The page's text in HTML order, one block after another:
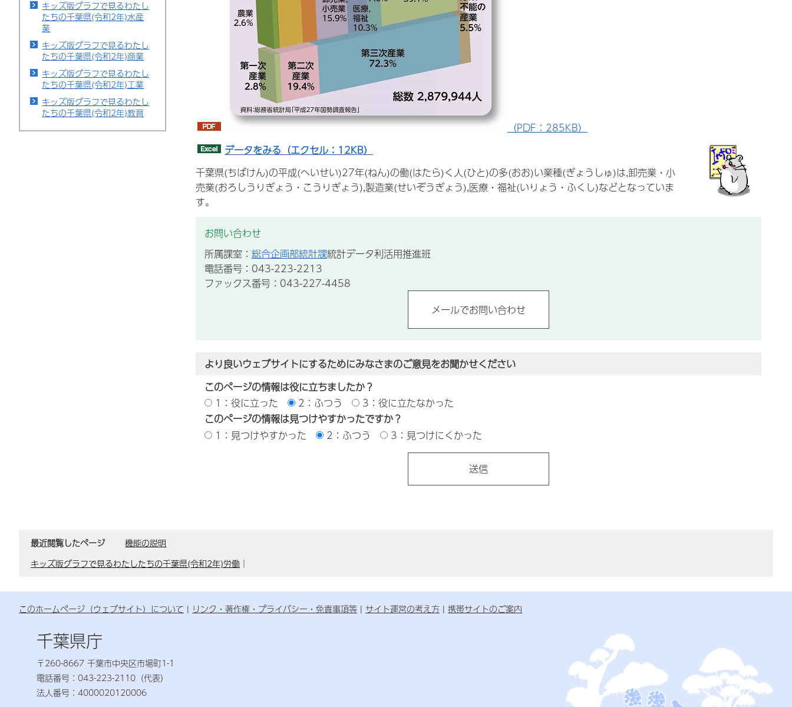
キッズ版グラフで見るわたし
たちの千葉県(令和2年)水産
業
キッズ版グラフで見るわたし
たちの千葉県(令和2年)商業
キッズ版グラフで見るわたし
たちの千葉県(令和2年)工業
キッズ版グラフで見るわたし
たちの千葉県(令和2年)教育
（PDF：285KB）
データをみる（エクセル：12KB）
千葉県(ちばけん)の平成(へいせい)27年(ねん)の働(はたら)く人(ひと)の多(おお)い業種(ぎょうしゅ)は,卸売業・小
売業(おろしうりぎょう・こうりぎょう),製造業(せいぞうぎょう),医療・福祉(いりょう・ふくし)などとなっていま
す。
お問い合わせ
所属課室： 総合企画部統計課統計データ利活用推進班
電話番号：043-223-2213
ファックス番号：043-227-4458
より良いウェブサイトにするためにみなさまのご意見をお聞かせください
このページの情報は役に立ちましたか？
1：役に立った
2：ふつう
3：役に立たなかった
このページの情報は見つけやすかったですか？
1：見つけやすかった
2：ふつう 3：見つけにくかった
最近閲覧したページ
機能の説明
キッズ版グラフで見るわたしたちの千葉県(令和2年)労働 ｜
このホームページ（ウェブサイト）について リンク・著作権・プライバシー・免責事項等 サイト運営の考え方 携帯サイトのご案内
千葉県庁
〒260-8667 千葉市中央区市場町1-1
電話番号：043-223-2110（代表）
法人番号：4000020120006